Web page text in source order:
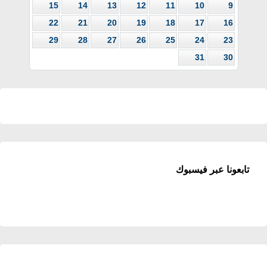
9
10
11
12
13
14
15
16
17
18
19
20
21
22
23
24
25
26
27
28
29
30
31
تابعونا عبر فيسبوك